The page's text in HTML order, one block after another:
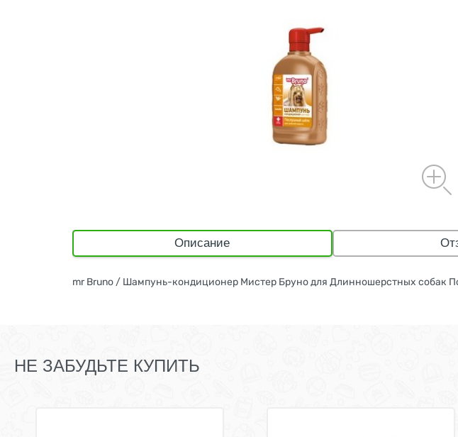
Описание
mr Bruno / Шампунь-кондиционер Мистер Бруно для Длинношерстных собак
НЕ ЗАБУДЬТЕ КУПИТЬ